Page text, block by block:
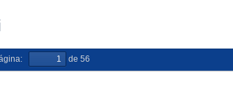
de 56